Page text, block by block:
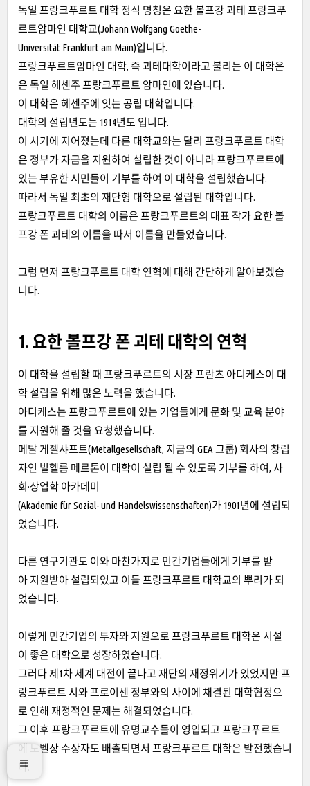
독일 프랑크푸르트 대학 정식 명칭은 요한 볼프강 괴테 프랑크푸
르트암마인 대학교(Johann Wolfgang Goethe-
Universität Frankfurt am Main)입니다.
프랑크푸르트암마인 대학, 즉 괴테대학이라고 불리는 이 대학은
은 독일 헤센주 프랑크푸르트 암마인에 있습니다.
이 대학은 헤센주에 잇는 공립 대학입니다.
대학의 설립년도는 1914년도 입니다.
이 시기에 지어졌는데 다른 대학교와는 달리 프랑크푸르트 대학
은 정부가 자금을 지원하여 설립한 것이 아니라 프랑크푸르트에
있는 부유한 시민들이 기부를 하여 이 대학을 설립했습니다.
따라서 독일 최초의 재단형 대학으로 설립된 대학입니다.
프랑크푸르트 대학의 이름은 프랑크푸르트의 대표 작가 요한 볼
프강 폰 괴테의 이름을 따서 이름을 만들었습니다.
그럼 먼저 프랑크푸르트 대학 연혁에 대해 간단하게 알아보겠습
니다.
1. 요한 볼프강 폰 괴테 대학의 연혁
이 대학을 설립할 때 프랑크푸르트의 시장 프란츠 아디케스이 대
학 설립을 위해 많은 노력을 했습니다.
아디케스는 프랑크푸르트에 있는 기업들에게 문화 및 교육 분야
를 지원해 줄 것을 요청했습니다.
메탈 게젤샤프트(Metallgesellschaft, 지금의 GEA 그룹) 회사의 창립
자인 빌헬름 메르톤이 대학이 설립 될 수 있도록 기부를 하여, 사
회·상업학 아카데미
(Akademie für Sozial- und Handelswissenschaften)가 1901년에 설립되
었습니다.
다른 연구기관도 이와 마찬가지로 민간기업들에게 기부를 받
아 지원받아 설립되었고 이들 프랑크푸르트 대학교의 뿌리가 되
었습니다.
이렇게 민간기업의 투자와 지원으로 프랑크푸르트 대학은 시설
이 좋은 대학으로 성장하였습니다.
그러다 제1차 세계 대전이 끝나고 재단의 재정위기가 있었지만 프
랑크푸르트 시와 프로이센 정부와의 사이에 채결된 대학협정으
로 인해 재정적인 문제는 해결되었습니다.
그 이후 프랑크푸르트에 유명교수들이 영입되고 프랑크푸르트
에 노벨상 수상자도 배출되면서 프랑크푸르트 대학은 발전했습니
다.